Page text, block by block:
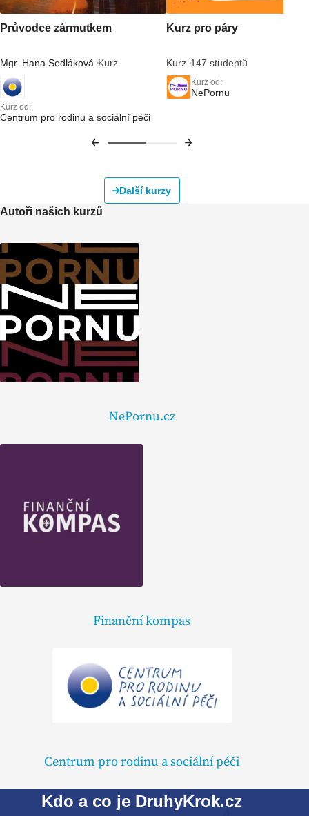
Průvodce zármutkem
Mgr. Hana Sedláková Kurz
Kurz od:
Centrum pro rodinu a sociální péči
Kurz pro páry
Kurz 147 studentů
Kurz od:
NePornu
Další kurzy
Autoři našich kurzů
NePornu.cz
Finanční kompas
Centrum pro rodinu a sociální péči
Kdo a co je DruhyKrok.cz